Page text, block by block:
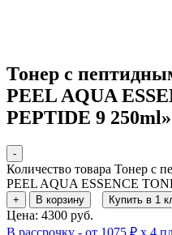
Тонер с
PEEL AQUA
PEPTIDE 9 250ml»
-
Количество товара Тонер с
PEEL AQUA ESSENCE
+ В корзину Купить в 1
Цена: 4300 руб.
В рассрочку - от 1075 ₽ х 4